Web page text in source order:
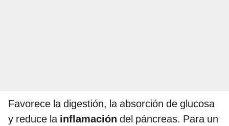
Favorece la digestión, la absorción de glucosa
y reduce la inflamación del páncreas. Para un